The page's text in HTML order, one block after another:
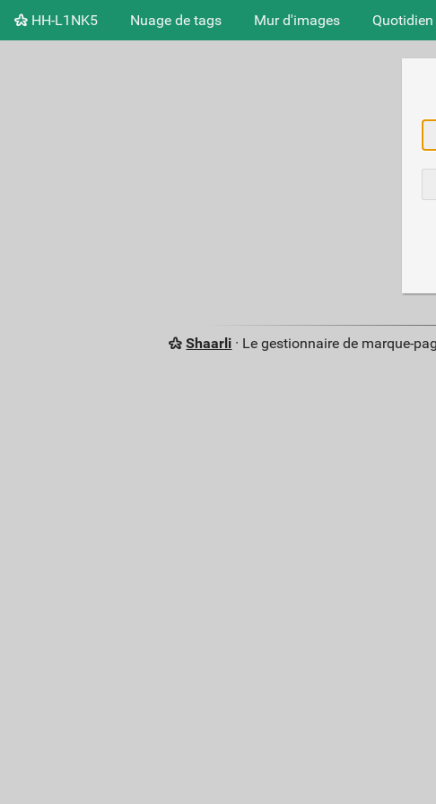
HH-L1NK5 Nuage de tags Mur d'images Quotidien
Shaarli · Le gestionnaire de marque-